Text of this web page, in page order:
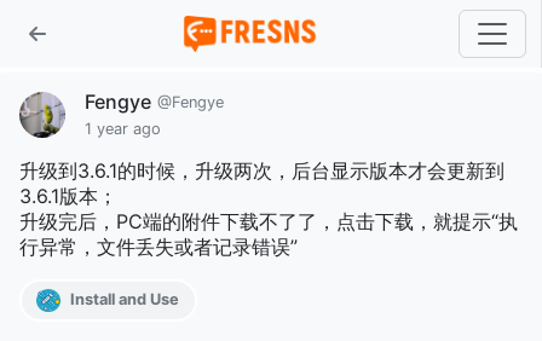
Fengye @Fengye
1 year ago
升级到3.6.1的时候，升级两次，后台显示版本才会更新到
3.6.1版本；
升级完后，PC端的附件下载不了了，点击下载，就提示“执
行异常，文件丢失或者记录错误”
Install and Use